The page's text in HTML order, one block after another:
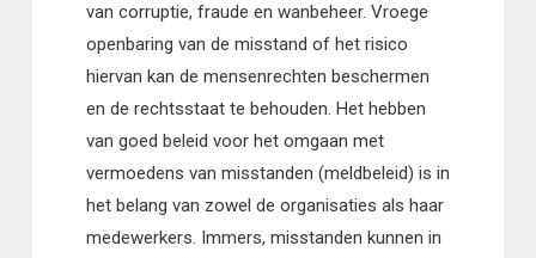
van corruptie, fraude en wanbeheer. Vroege
openbaring van de misstand of het risico
hiervan kan de mensenrechten beschermen
en de rechtsstaat te behouden. Het hebben
van goed beleid voor het omgaan met
vermoedens van misstanden (meldbeleid) is in
het belang van zowel de organisaties als haar
medewerkers. Immers, misstanden kunnen in